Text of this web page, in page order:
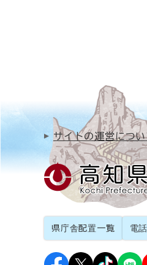
サイトの運営につい
県庁舎配置一覧 電